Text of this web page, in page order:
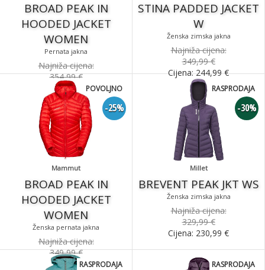
BROAD PEAK IN
HOODED JACKET
WOMEN
Pernata jakna
Najniža cijena:
354,99 €
Cijena:248,49€
STINA PADDED JACKET
W
Ženska zimska jakna
Najniža cijena:
349,99 €
Cijena:244,99€
Mammut
BROAD PEAK IN
HOODED JACKET
WOMEN
Ženska pernata jakna
-25%
POVOLJNO
Najniža cijena:
349,99 €
Cijena:262,49€
Millet
BREVENT PEAK JKT WS
Ženska zimska jakna
-30%
RASPRODAJA
Najniža cijena:
329,99 €
Cijena: 230,99 €
RASPRODAJA RASPRODAJA